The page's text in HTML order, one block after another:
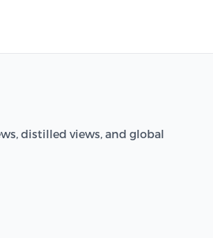
distilled views, and global